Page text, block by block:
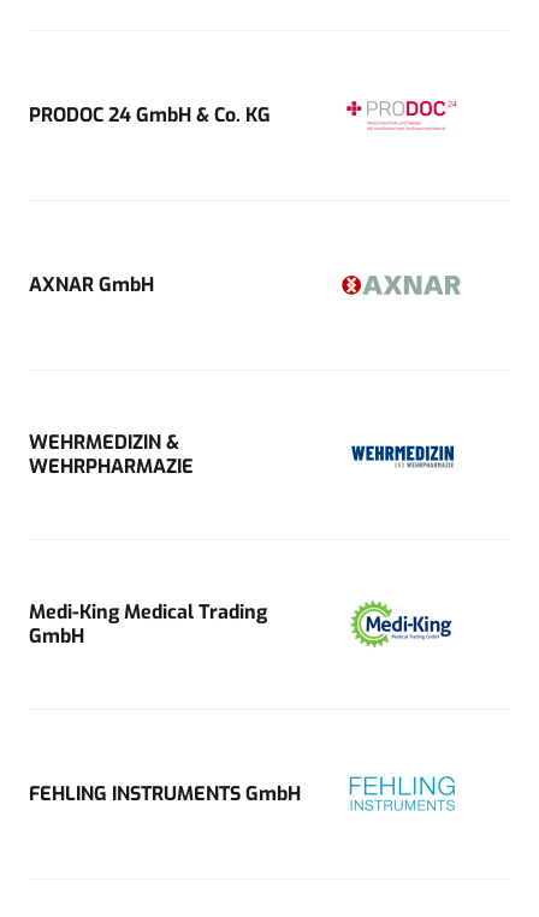
PRODOC 24 GmbH & Co. KG
AXNAR GmbH
WEHRMEDIZIN &
WEHRPHARMAZIE
Medi-King Medical Trading
GmbH
FEHLING INSTRUMENTS GmbH